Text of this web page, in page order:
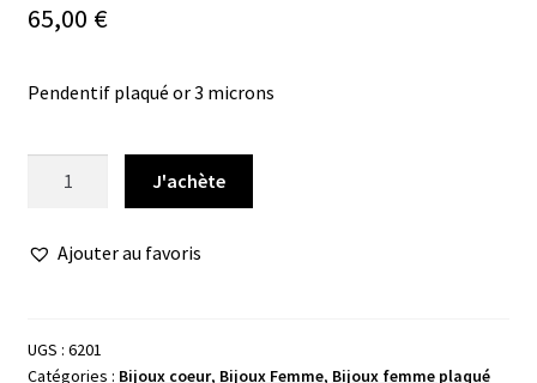
65,00 €
Pendentif plaqué or 3 microns
or
lisse
J'achète
Ajouter au favoris
UGS : 6201
Catégories : Bijoux coeur, Bijoux Femme, Bijoux femme plaqué